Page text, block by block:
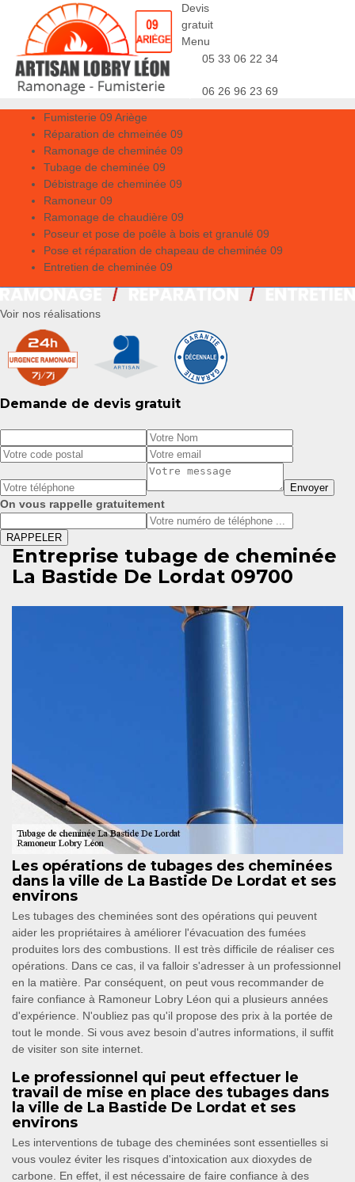
Devis
gratuit
Menu
05 33 06 22 34
06 26 96 23 69
Fumisterie 09 Ariège
Réparation de chmeinée 09
Ramonage de cheminée 09
Tubage de cheminée 09
Débistrage de cheminée 09
Ramoneur 09
Ramonage de chaudière 09
Poseur et pose de poêle à bois et granulé 09
Pose et réparation de chapeau de cheminée 09
Entretien de cheminée 09
Voir nos réalisations
Demande de devis gratuit
On vous rappelle gratuitement
Entreprise tubage de cheminée
La Bastide De Lordat 09700
Les opérations de tubages des cheminées
dans la ville de La Bastide De Lordat et ses
environs
Les tubages des cheminées sont des opérations qui peuvent
aider les propriétaires à améliorer l'évacuation des fumées
produites lors des combustions. Il est très difficile de réaliser ces
opérations. Dans ce cas, il va falloir s'adresser à un professionnel
en la matière. Par conséquent, on peut vous recommander de
faire confiance à Ramoneur Lobry Léon qui a plusieurs années
d'expérience. N'oubliez pas qu'il propose des prix à la portée de
tout le monde. Si vous avez besoin d'autres informations, il suffit
de visiter son site internet.
Le professionnel qui peut effectuer le
travail de mise en place des tubages dans
la ville de La Bastide De Lordat et ses
environs
Les interventions de tubage des cheminées sont essentielles si
vous voulez éviter les risques d'intoxication aux dioxydes de
carbone. En effet, il est nécessaire de faire confiance à des